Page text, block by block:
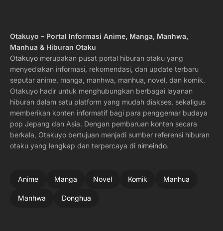
Otakuyo – Portal Informasi Anime, Manga, Manhwa,
Manhua & Hiburan Otaku
Otakuyo merupakan pusat portal hiburan otaku yang
menyediakan informasi, rekomendasi, dan update terbaru
seputar anime, manga, manhwa, manhua, novel, dan komik.
Otakuyo hadir untuk menghubungkan berbagai layanan
hiburan dalam satu platform yang mudah diakses, sekaligus
memberikan konten informatif bagi para penggemar budaya
pop Jepang dan Asia. Dengan pembaruan konten secara
berkala, Otakuyo bertujuan menjadi sumber referensi hiburan
otaku yang lengkap dan terpercaya di nimeindo.
Anime Manga Novel Komik Manhua
Manhwa Donghua